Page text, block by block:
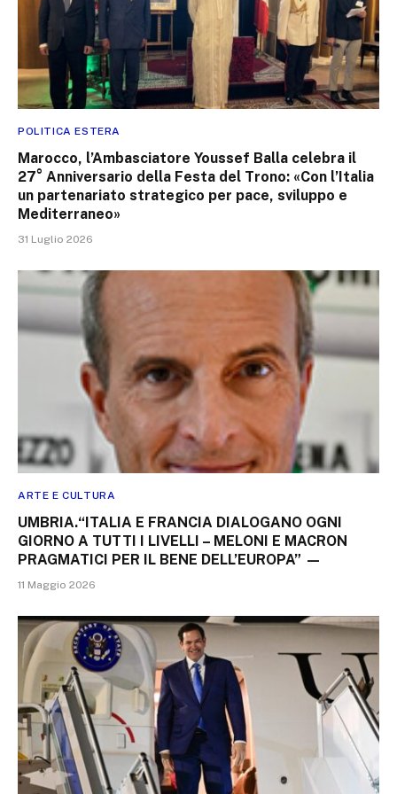
POLITICA ESTERA
Marocco, l’Ambasciatore Youssef Balla celebra il
27° Anniversario della Festa del Trono: «Con l’Italia
un partenariato strategico per pace, sviluppo e
Mediterraneo»
31 Luglio 2026
ARTE E CULTURA
UMBRIA.“ITALIA E FRANCIA DIALOGANO OGNI
GIORNO A TUTTI I LIVELLI – MELONI E MACRON
PRAGMATICI PER IL BENE DELL’EUROPA” —
11 Maggio 2026